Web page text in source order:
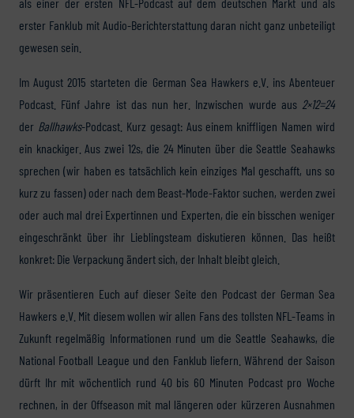
erster Fanklub mit Audio-Berichterstattung daran nicht ganz unbeteiligt
gewesen sein.
Im August 2015 starteten die German Sea Hawkers e.V. ins Abenteuer
Podcast. Fünf Jahre ist das nun her. Inzwischen wurde aus 2×12=24
der Ballhawks-Podcast. Kurz gesagt: Aus einem kniffligen Namen wird
ein knackiger. Aus zwei 12s, die 24 Minuten über die Seattle Seahawks
sprechen (wir haben es tatsächlich kein einziges Mal geschafft, uns so
kurz zu fassen) oder nach dem Beast-Mode-Faktor suchen, werden zwei
oder auch mal drei Expertinnen und Experten, die ein bisschen weniger
eingeschränkt über ihr Lieblingsteam diskutieren können. Das heißt
konkret: Die Verpackung ändert sich, der Inhalt bleibt gleich.
Wir präsentieren Euch auf dieser Seite den Podcast der German Sea
Hawkers e.V. Mit diesem wollen wir allen Fans des tollsten NFL-Teams in
Zukunft regelmäßig Informationen rund um die Seattle Seahawks, die
National Football League und den Fanklub liefern. Während der Saison
dürft Ihr mit wöchentlich rund 40 bis 60 Minuten Podcast pro Woche
rechnen, in der Offseason mit mal längeren oder kürzeren Ausnahmen